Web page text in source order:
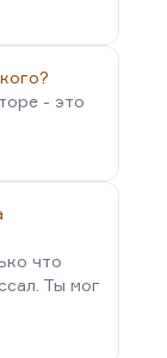
- это
что
Ты мог